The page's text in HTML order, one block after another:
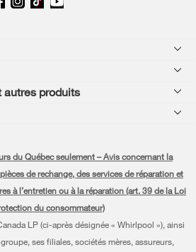
autres produits
filtres à eau
du Québec seulement – Avis concernant la
de rechange, des services de réparation et
à l’entretien ou à la réparation (art. 39 de la Loi
du consommateur)
LP (ci-après désignée « Whirlpool »), ainsi
ses filiales, sociétés mères, assureurs,